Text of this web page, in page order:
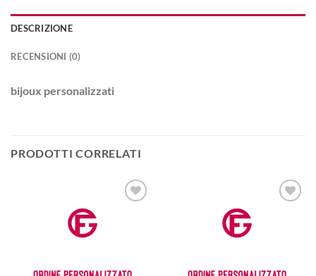
DESCRIZIONE
RECENSIONI (0)
bijoux personalizzati
PRODOTTI CORRELATI